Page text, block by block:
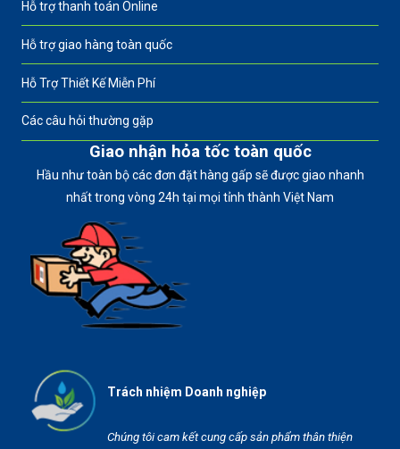
Hỗ trợ thanh toán Online
Hỗ trợ giao hàng toàn quốc
Hỗ Trợ Thiết Kế Miễn Phí
Các câu hỏi thường gặp
Giao nhận hỏa tốc toàn quốc
Hầu như toàn bộ các đơn đặt hàng gấp sẽ được giao nhanh
nhất trong vòng 24h tại mọi tỉnh thành Việt Nam
Trách nhiệm Doanh nghiệp
Chúng tôi cam kết cung cấp sản phẩm thân thiện